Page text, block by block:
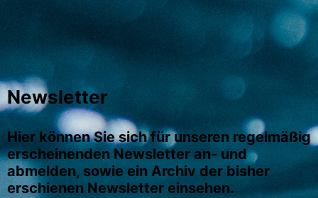
Newsletter
Hier können Sie sich für unseren regelmäßig
erscheinenden Newsletter an- und
abmelden, sowie ein Archiv der bisher
erschienen Newsletter einsehen.